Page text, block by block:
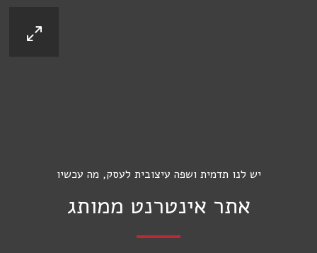
יש לנו תדמית ושפה עיצובית לעסק, מה עכשיו
אתר אינטרנט ממותג